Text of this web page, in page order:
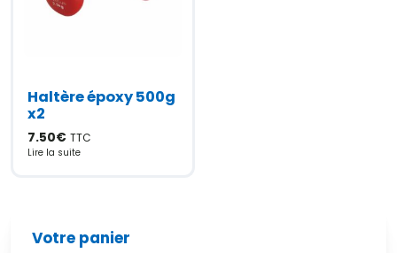
Votre panier
Haltère époxy 500g
x2
7.50€ TTC
Lire la suite